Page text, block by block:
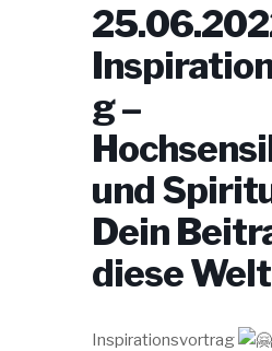
g –
und
Dein
diese Welt
Inspirationsvortrag